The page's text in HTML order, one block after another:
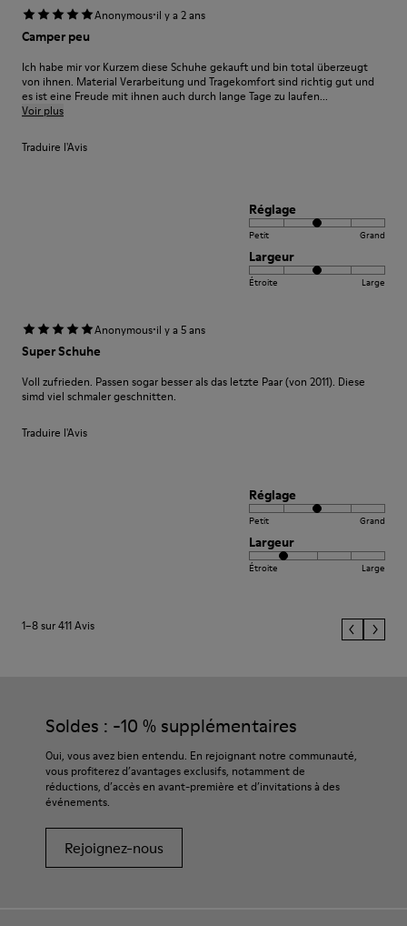
Anonymous·il y a 2 ans
Camper peu
Ich habe mir vor Kurzem diese Schuhe gekauft und bin total überzeugt
von ihnen. Material Verarbeitung und Tragekomfort sind richtig gut und
es ist eine Freude mit ihnen auch durch lange Tage zu laufen...
Voir plus
Traduire l'Avis
Réglage
Petit Grand
Largeur
Étroite Large
Anonymous·il y a 5 ans
Super Schuhe
Voll zufrieden. Passen sogar besser als das letzte Paar (von 2011). Diese
simd viel schmaler geschnitten.
Traduire l'Avis
Réglage
Petit Grand
Largeur
Étroite Large
1–8 sur 411 Avis
Soldes : -10 % supplémentaires
Oui, vous avez bien entendu. En rejoignant notre communauté,
vous profiterez d’avantages exclusifs, notamment de
réductions, d’accès en avant-première et d’invitations à des
événements.
Rejoignez-nous